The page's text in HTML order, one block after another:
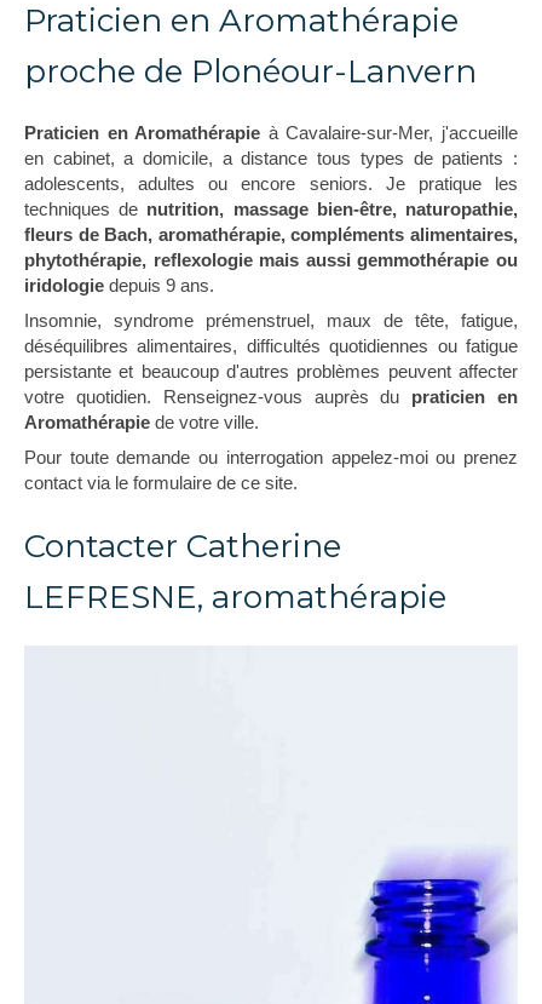
Praticien en Aromathérapie
proche de Plonéour-Lanvern
Praticien en Aromathérapie à Cavalaire-sur-Mer, j'accueille
en cabinet, a domicile, a distance tous types de patients :
adolescents, adultes ou encore seniors. Je pratique les
techniques de nutrition, massage bien-être, naturopathie,
fleurs de Bach, aromathérapie, compléments alimentaires,
phytothérapie, reflexologie mais aussi gemmothérapie ou
iridologie depuis 9 ans.
Insomnie, syndrome prémenstruel, maux de tête, fatigue,
déséquilibres alimentaires, difficultés quotidiennes ou fatigue
persistante et beaucoup d'autres problèmes peuvent affecter
votre quotidien. Renseignez-vous auprès du praticien en
Aromathérapie de votre ville.
Pour toute demande ou interrogation appelez-moi ou prenez
contact via le formulaire de ce site.
Contacter Catherine
LEFRESNE, aromathérapie